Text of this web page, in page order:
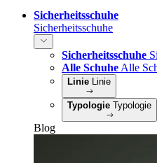
Sicherheitsschuhe
Sicherheitsschuhe
Sicherheitsschuhe
Alle Schuhe Alle
Linie Linie
Typologie Typologie
Blog